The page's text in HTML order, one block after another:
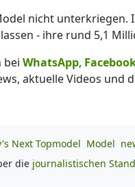
nicht unterkriegen.
- ihre rund 5,1
bei WhatsApp,
aktuelle Videos und
Next Topmodel Model
die journalistischen